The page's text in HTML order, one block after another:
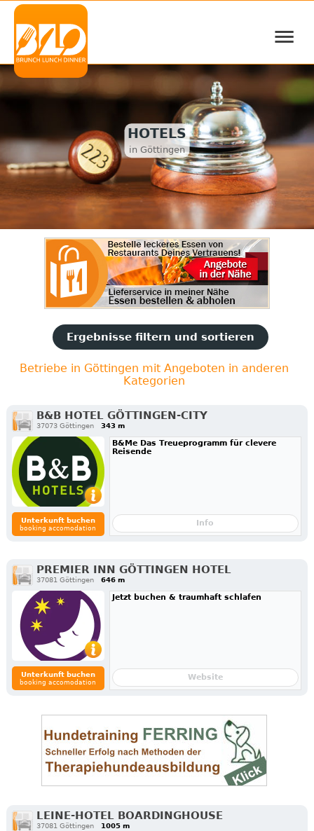
≡
HOTELS
in Göttingen
Ergebnisse filtern und sortieren
Betriebe in Göttingen mit Angeboten in anderen
Kategorien
B&B HOTEL GÖTTINGEN-CITY
37073 Göttingen 343 m
Unterkunft buchen
booking accomodation
B&Me Das Treueprogramm für clevere
Reisende
Info
PREMIER INN GÖTTINGEN HOTEL
37081 Göttingen 646 m
Unterkunft buchen
booking accomodation
Jetzt buchen & traumhaft schlafen
Website
LEINE-HOTEL BOARDINGHOUSE
37081 Göttingen 1005 m